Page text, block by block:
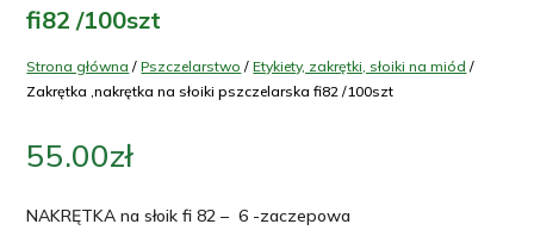
fi82 /100szt
Strona główna /Pszczelarstwo /Etykiety, zakrętki, słoiki na miód /
Zakrętka ,nakrętka na słoiki pszczelarska fi82 /100szt
55.00zł
NAKRĘTKA na słoik fi 82 – 6 -zaczepowa